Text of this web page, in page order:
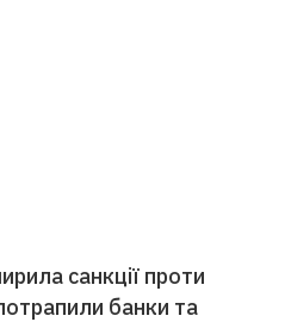
санкції проти
банки та